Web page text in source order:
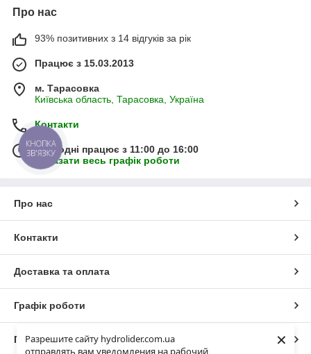
Разрешите сайту hydrolider.com.ua
отправлять вам уведомления на рабочий
×
Про нас
93% позитивних з 14 відгуків за рік
Працює з 15.03.2013
м. Тарасовка
Київська область, Тарасовка, Україна
Контакти
Сьогодні працює з 11:00 до 16:00
Показати весь графік роботи
Про нас
Контакти
Доставка та оплата
Графік роботи
Повна версія сайту
КНОПКА
ЗВ'ЯЗКУ